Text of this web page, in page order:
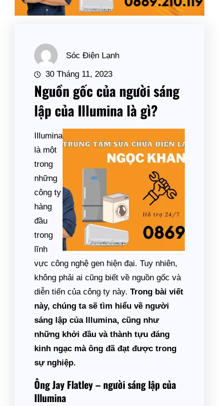
Sóc Điện Lạnh
30 Tháng 11, 2023
Nguồn gốc của người sáng
lập của Illumina là gì?
Illumina
là một
trong
những
công ty
hàng
đầu
trong
lĩnh
vực công nghệ gen hiện đại. Tuy nhiên,
không phải ai cũng biết về nguồn gốc và
diễn tiến của công ty này. Trong bài viết
này, chúng ta sẽ tìm hiểu về người
sáng lập của Illumina, cũng như
những khởi đầu và thành tựu đáng
kinh ngạc mà ông đã đạt được trong
sự nghiệp.
Ông Jay Flatley – người sáng lập của
Illumina